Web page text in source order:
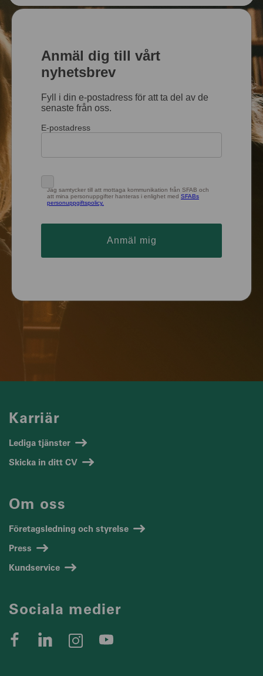
Karriär
Lediga tjänster
Skicka in ditt CV
Om oss
Företagsledning och styrelse
Press
Kundservice
Sociala medier